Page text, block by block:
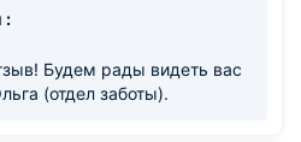
:
Будем рады видеть вас
(отдел заботы).